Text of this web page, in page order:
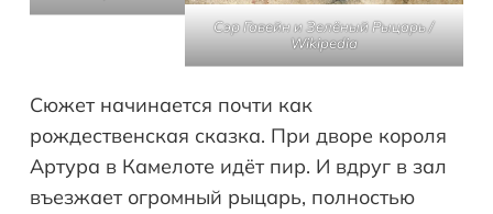
Сэр Гавейн и Зелёный Рыцарь /
Wikipedia
Сюжет начинается почти как
рождественская сказка. При дворе короля
Артура в Камелоте идёт пир. И вдруг в зал
въезжает огромный рыцарь, полностью